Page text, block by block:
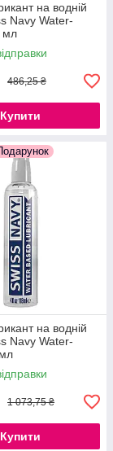
на водній
Navy Water-
мл
486,25 ₴
Купити
на водній
Navy Water-
1 073,75 ₴
Купити